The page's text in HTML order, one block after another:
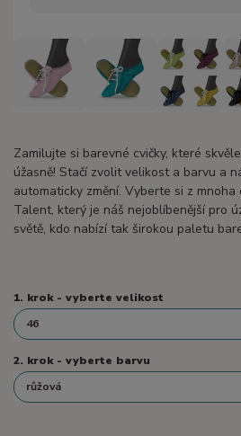
Zamilujte si barevné cvičky, které
úžasně! Stačí zvolit velikost a barvu a
automaticky změní. Vyberte si z
Talent, který je náš nejoblíbenější pro
světě, kdo nabízí tak širokou paletu
1. krok - vyberte velikost
2. krok - vyberte barvu